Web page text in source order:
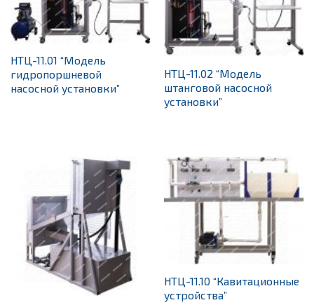
НТЦ-11.01 “Модель
гидропоршневой
насосной установки”
НТЦ-11.02 “Модель
штанговой насосной
установки”
НТЦ-11.10 “Кавитационные
устройства”